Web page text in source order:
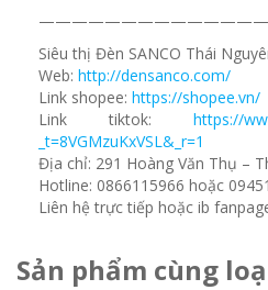
Siêu thị Đèn SANCO Thái
Web: http://densanco.com/
Link shopee: https://shopee.vn/
Link tiktok: https://
_t=8VGMzuKxVSL&_r=1
Địa chỉ: 291 Hoàng Văn Thụ –
Hotline: 0866115966 hoặc
Liên hệ trực tiếp hoặc ib
Sản phẩm cùng